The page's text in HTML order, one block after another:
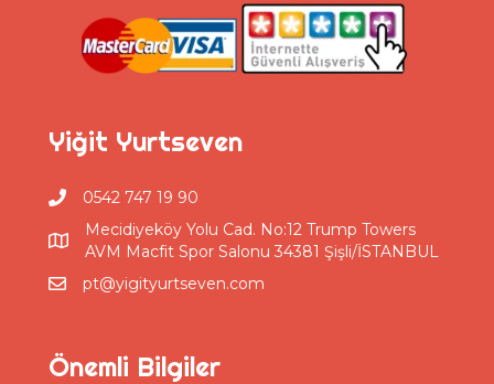
Yiğit Yurtseven
0542 747 19 90
Mecidiyeköy Yolu Cad. No:12 Trump Towers
AVM Macfit Spor Salonu 34381 Şişli/İSTANBUL
pt@yigityurtseven.com
Önemli Bilgiler